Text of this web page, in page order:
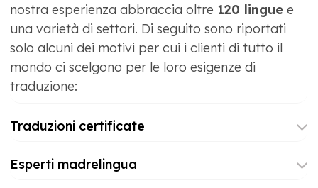
nostra esperienza abbraccia oltre 120 lingue e
una varietà di settori. Di seguito sono riportati
solo alcuni dei motivi per cui i clienti di tutto il
mondo ci scelgono per le loro esigenze di
traduzione:
Traduzioni certificate
Esperti madrelingua